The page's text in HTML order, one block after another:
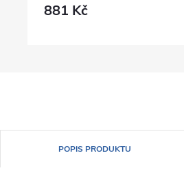
881 Kč
POPIS PRODUKTU